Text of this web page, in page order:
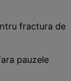
fractura de
pauzele